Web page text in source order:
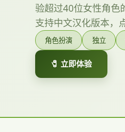
验超过40位女性角色
支持中文汉化版本，
角色扮演 独立
🧷 立即体验